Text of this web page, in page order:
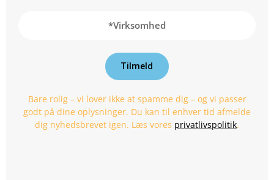
Tilmeld
Bare rolig – vi lover ikke at spamme dig – og vi passer
godt på dine oplysninger. Du kan til enhver tid afmelde
dig nyhedsbrevet igen. Læs vores privatlivspolitik.